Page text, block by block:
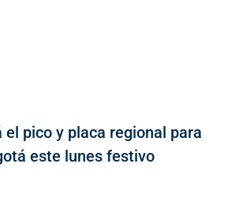
pico y placa regional para
este lunes festivo